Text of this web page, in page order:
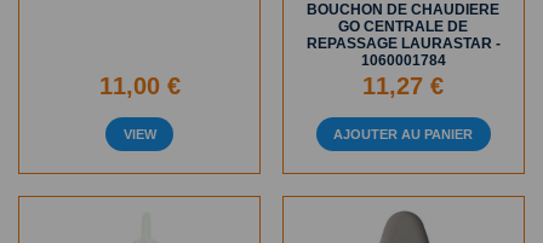
11,00 €
VIEW
BOUCHON DE CHAUDIERE
GO CENTRALE DE
REPASSAGE LAURASTAR -
1060001784
11,27 €
AJOUTER AU PANIER